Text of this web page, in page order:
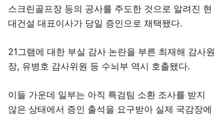
스크린골프장 등의 공사를 주도한 것으로 알려진 현
대건설 대표이사가 당일 증인으로 채택됐다.
21그램에 대한 부실 감사 논란을 부른 최재해 감사원
장, 유병호 감사위원 등 수뇌부 역시 호출됐다.
이들 가운데 일부는 아직 특검팀 소환 조사를 받지
않은 상태에서 증인 출석을 요구받아 실제 국감장에